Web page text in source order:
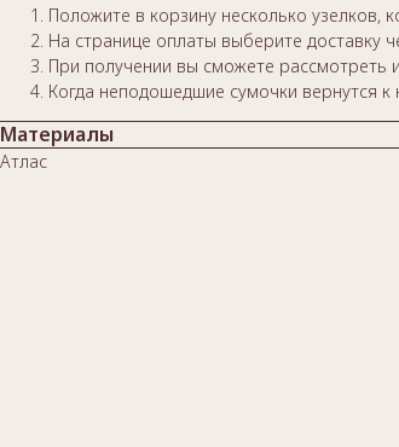
Положите в корзину несколько узелков,
На странице оплаты выберите доставку
При получении вы сможете рассмотреть
Когда неподошедшие сумочки вернутся
Материалы
Атлас